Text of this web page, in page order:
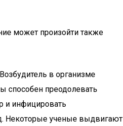
может произойти также
в организме
способен преодолевать
и инфицировать
Некоторые ученые выдвигают